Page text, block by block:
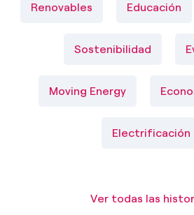
Renovables Educación
Sostenibilidad
Moving Energy
Electrificación
Ver todas las